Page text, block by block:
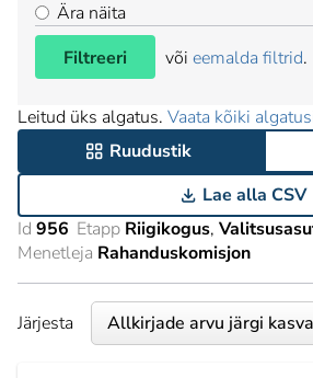
Ära näita
Filtreeri
või eemalda filtrid.
Leitud üks algatus. Vaata kõiki
Ruudustik
Lae alla CSV
Id 956 Etapp Riigikogus
Menetleja Rahanduskomisjon
Järjesta